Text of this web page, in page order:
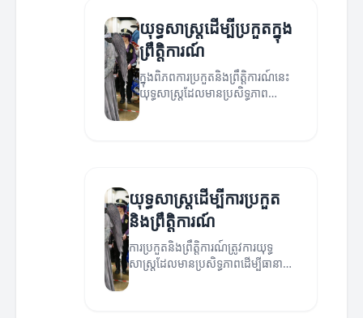
យុទ្ធសាស្ត្រដើម្បីប្រកួតក្នុង
ព្រឹត្តិការណ៍
ក្នុងពិភពការប្រកួតនិងព្រឹត្តិការណ៍នេះ
យុទ្ធសាស្ត្រដែលមានប្រសិទ្ធភាព
អាចជួយឱ្យអ្នកស្នាក់នៅលើកំណាត់
យុទ្ធសាស្ត្រដើម្បីការប្រកួត
និងព្រឹត្តិការណ៍
ការប្រកួតនិងព្រឹត្តិការណ៍ត្រូវការយុទ្ធ
សាស្ត្រដែលមានប្រសិទ្ធភាពដើម្បីធានាថា